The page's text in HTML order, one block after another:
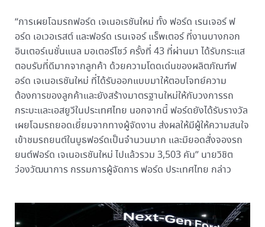
“การเผยโฉมรถฟอร์ด เจเนอเรชันใหม่ ทั้ง ฟอร์ด เรนเจอร์ ฟ
อร์ด เอเวอเรสต์ และฟอร์ด เรนเจอร์ แร็พเตอร์ ที่งานบางกอก
อินเตอร์เนชั่นแนล มอเตอร์โชว์ ครั้งที่ 43 ที่ผ่านมา ได้รับกระแส
ตอบรับที่ดีมากจากลูกค้า ด้วยความโดดเด่นของผลิตภัณฑ์ฟ
อร์ด เจเนอเรชันใหม่ ที่ได้รับออกแบบมาให้ตอบโจทย์ความ
ต้องการของลูกค้าและยังสร้างมาตรฐานใหม่ให้กับวงการรถ
กระบะและเอสยูวีในประเทศไทย นอกจากนี้ ฟอร์ดยังได้รับรางวัล
เผยโฉมรถยอดเยี่ยมจากทางผู้จัดงาน ส่งผลให้มีผู้ให้ความสนใจ
เข้าชมรถยนต์ในบูธฟอร์ดเป็นจำนวนมาก และมียอดสั่งจองรถ
ยนต์ฟอร์ด เจเนอเรชันใหม่ ไปแล้วรวม 3,503 คัน” นายวิชิต
ว่องวัฒนาการ กรรมการผู้จัดการ ฟอร์ด ประเทศไทย กล่าว